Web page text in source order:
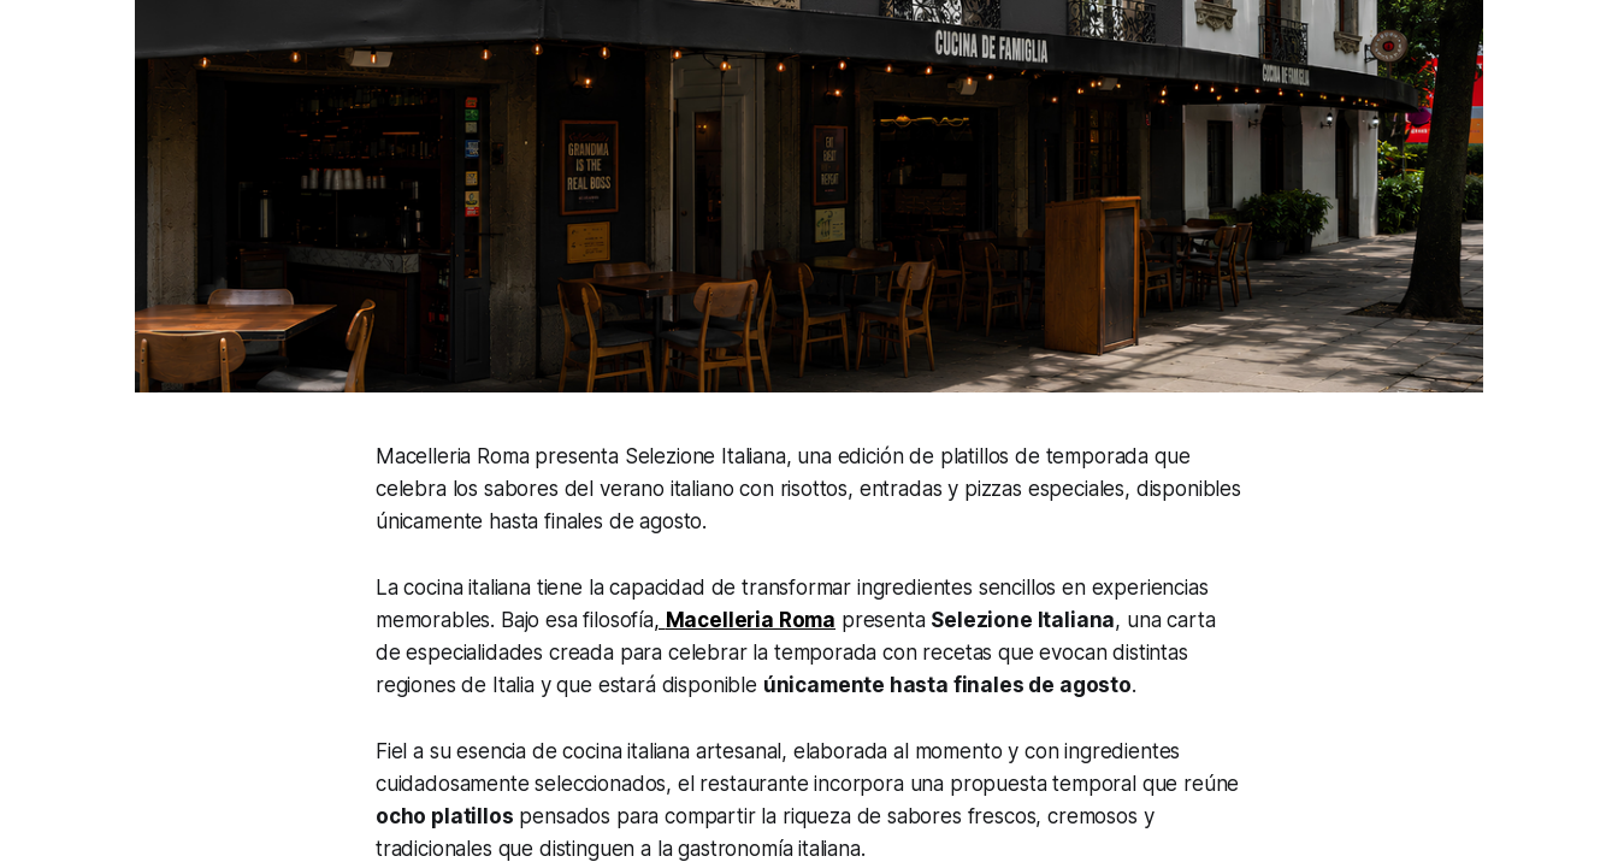
Macelleria Roma presenta Selezione Italiana, una edición de platillos de temporada que
celebra los sabores del verano italiano con risottos, entradas y pizzas especiales, disponibles
únicamente hasta finales de agosto.
La cocina italiana tiene la capacidad de transformar ingredientes sencillos en experiencias
memorables. Bajo esa filosofía, Macelleria Roma presenta Selezione Italiana, una carta
de especialidades creada para celebrar la temporada con recetas que evocan distintas
regiones de Italia y que estará disponible únicamente hasta finales de agosto.
Fiel a su esencia de cocina italiana artesanal, elaborada al momento y con ingredientes
cuidadosamente seleccionados, el restaurante incorpora una propuesta temporal que reúne
ocho platillos pensados para compartir la riqueza de sabores frescos, cremosos y
tradicionales que distinguen a la gastronomía italiana.